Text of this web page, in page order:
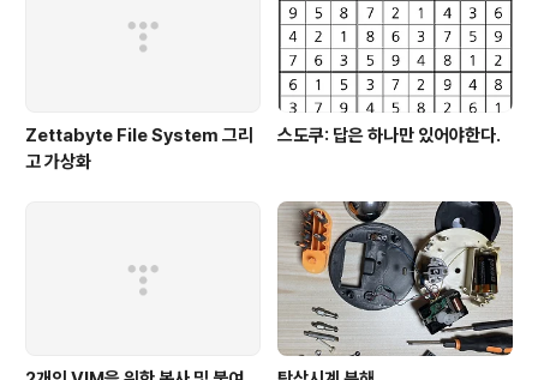
Zettabyte File System 그리
고 가상화
스도쿠: 답은 하나만 있어야한다.